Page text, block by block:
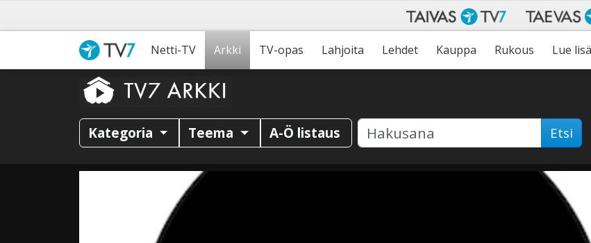
Netti-TV Arkki TV-opas Lahjoita Lehdet Kauppa Rukous Lue
Kategoria Teema A-Ö listaus Etsi